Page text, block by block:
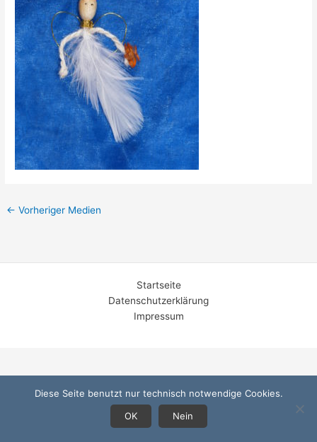
← Vorheriger Medien
Startseite
Datenschutzerklärung
Impressum
Diese Seite benutzt nur technisch notwendige Cookies.
OK
Nein